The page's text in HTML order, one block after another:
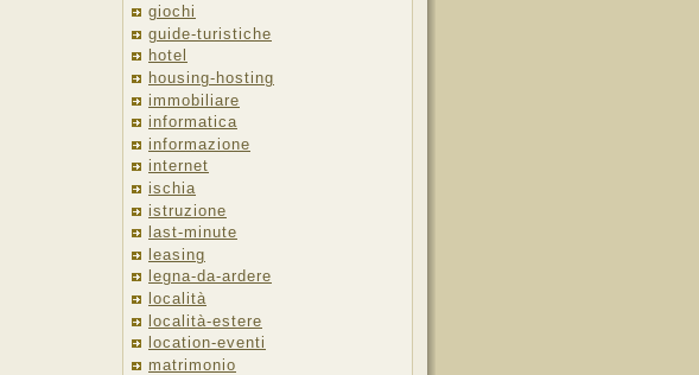
giochi
guide-turistiche
hotel
housing-hosting
immobiliare
informatica
informazione
internet
ischia
istruzione
last-minute
leasing
legna-da-ardere
località
località-estere
location-eventi
matrimonio